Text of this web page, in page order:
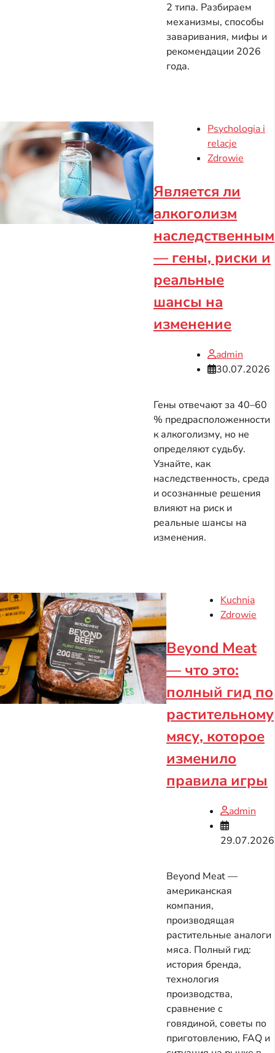
2 типа. Разбираем
механизмы, способы
заваривания, мифы и
рекомендации 2026
года.
Psychologia i
relacje
Zdrowie
Является ли
алкоголизм
наследственным
— гены, риски и
реальные
шансы на
изменение
admin
30.07.2026
Гены отвечают за 40–60
% предрасположенности
к алкоголизму, но не
определяют судьбу.
Узнайте, как
наследственность, среда
и осознанные решения
влияют на риск и
реальные шансы на
изменения.
Kuchnia
Zdrowie
Beyond Meat
— что это:
полный гид по
растительному
мясу, которое
изменило
правила игры
admin
29.07.2026
Beyond Meat —
американская
компания,
производящая
растительные аналоги
мяса. Полный гид:
история бренда,
технология
производства,
сравнение с
говядиной, советы по
приготовлению, FAQ и